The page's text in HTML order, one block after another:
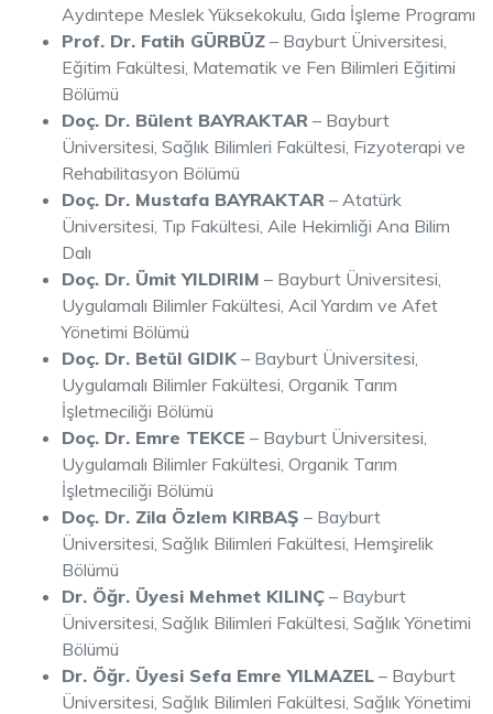
Aydıntepe Meslek Yüksekokulu, Gıda İşleme Programı
Prof. Dr. Fatih GÜRBÜZ – Bayburt Üniversitesi,
Eğitim Fakültesi, Matematik ve Fen Bilimleri Eğitimi
Bölümü
Doç. Dr. Bülent BAYRAKTAR – Bayburt
Üniversitesi, Sağlık Bilimleri Fakültesi, Fizyoterapi ve
Rehabilitasyon Bölümü
Doç. Dr. Mustafa BAYRAKTAR – Atatürk
Üniversitesi, Tıp Fakültesi, Aile Hekimliği Ana Bilim
Dalı
Doç. Dr. Ümit YILDIRIM – Bayburt Üniversitesi,
Uygulamalı Bilimler Fakültesi, Acil Yardım ve Afet
Yönetimi Bölümü
Doç. Dr. Betül GIDIK – Bayburt Üniversitesi,
Uygulamalı Bilimler Fakültesi, Organik Tarım
İşletmeciliği Bölümü
Doç. Dr. Emre TEKCE – Bayburt Üniversitesi,
Uygulamalı Bilimler Fakültesi, Organik Tarım
İşletmeciliği Bölümü
Doç. Dr. Zila Özlem KIRBAŞ – Bayburt
Üniversitesi, Sağlık Bilimleri Fakültesi, Hemşirelik
Bölümü
Dr. Öğr. Üyesi Mehmet KILINÇ – Bayburt
Üniversitesi, Sağlık Bilimleri Fakültesi, Sağlık Yönetimi
Bölümü
Dr. Öğr. Üyesi Sefa Emre YILMAZEL – Bayburt
Üniversitesi, Sağlık Bilimleri Fakültesi, Sağlık Yönetimi